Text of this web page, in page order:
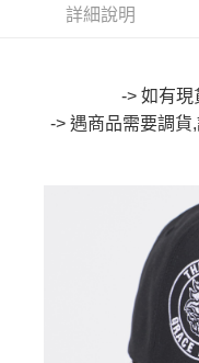
大哥付你分期
1.本服務由台灣大哥大提供
2.付款方式選擇「大哥付你
流程，驗證手機門號後，選
4.訂單成立30分鐘內，如未
消。如遇「轉專審核」未通
1.分期款項不併入電信帳單
2.透過簡訊連結打開帳單後
帳／街口支付／iPASS
相關說明
【關於「AFTEE先享後付」】
AFTEE先享後付是「在收到
１．簡單：不需註冊會員、
２．便利：只要手機號碼，
３．安心：先確認商品／服務
【「AFTEE先享後付」結帳
１．於結帳方式選擇「
結帳頁面，進行簡訊認證並
２．訂單成立數日內，您將
３．收到繳費通知簡訊後14
每筆NT$80，滿NT$888(
每筆NT$80，滿NT$888(
詳細說明
-> 如有現
-> 遇商品需要調貨